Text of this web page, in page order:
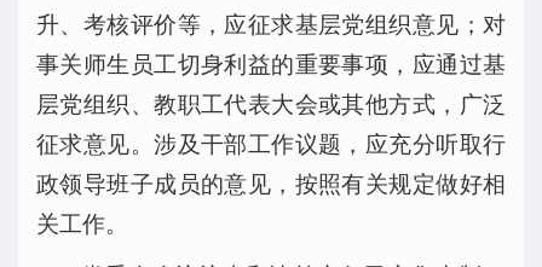
升、考核评价等，应征求基层党组织意见；对
事关师生员工切身利益的重要事项，应通过基
层党组织、教职工代表大会或其他方式，广泛
征求意见。涉及干部工作议题，应充分听取行
政领导班子成员的意见，按照有关规定做好相
关工作。